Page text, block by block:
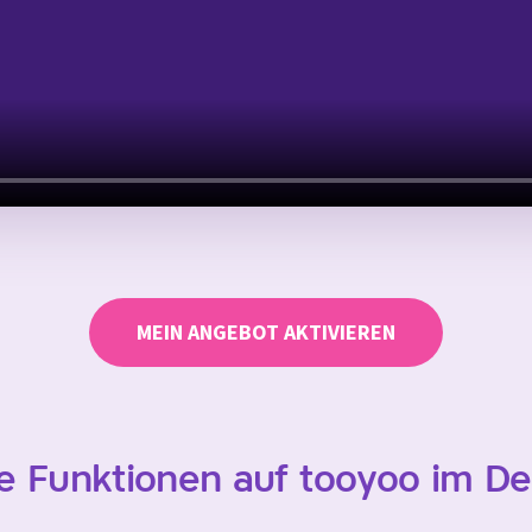
MEIN ANGEBOT AKTIVIEREN
Funktionen auf tooyoo im